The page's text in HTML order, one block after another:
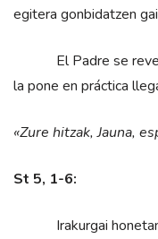
egitera gonbidatzen
El Padre se revela
la pone en práctica
«Zure hitzak, Jauna,
St 5, 1-6:
Irakurgai honetan,